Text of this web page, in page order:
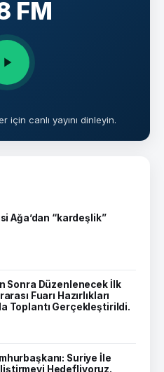
FM
için canlı yayını dinleyin.
Ağa’dan “kardeşlik”
Sonra Düzenlenecek İlk
Fuarı Hazırlıkları
Toplantı Gerçekleştirildi.
Suriye İle
Hedefliyoruz.